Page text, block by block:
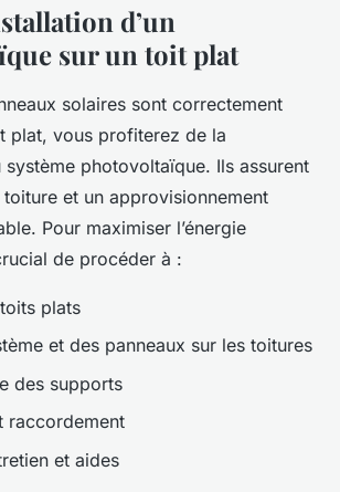
d’un
sur un toit plat
solaires sont correctement
plat, vous profiterez de la
photovoltaïque. Ils assurent
et un approvisionnement
Pour maximiser l’énergie
de procéder à :
plats
et des panneaux sur les toitures
des supports
raccordement
et aides